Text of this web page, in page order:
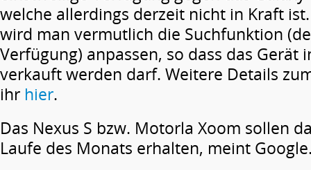
welche allerdings derzeit nicht in Kraft
wird man vermutlich die Suchfunktion
Verfügung) anpassen, so dass das Gerät
verkauft werden darf. Weitere Details
ihr hier.
Das Nexus S bzw. Motorla Xoom sollen
Laufe des Monats erhalten, meint